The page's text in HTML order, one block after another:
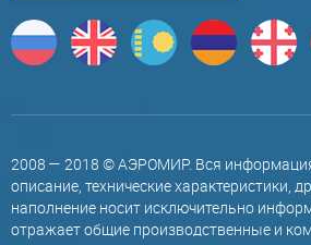
2008 — 2018 © АЭРОМИР. Вся
описание, технические характеристики,
наполнение носит исключительно
отражает общие производственные и